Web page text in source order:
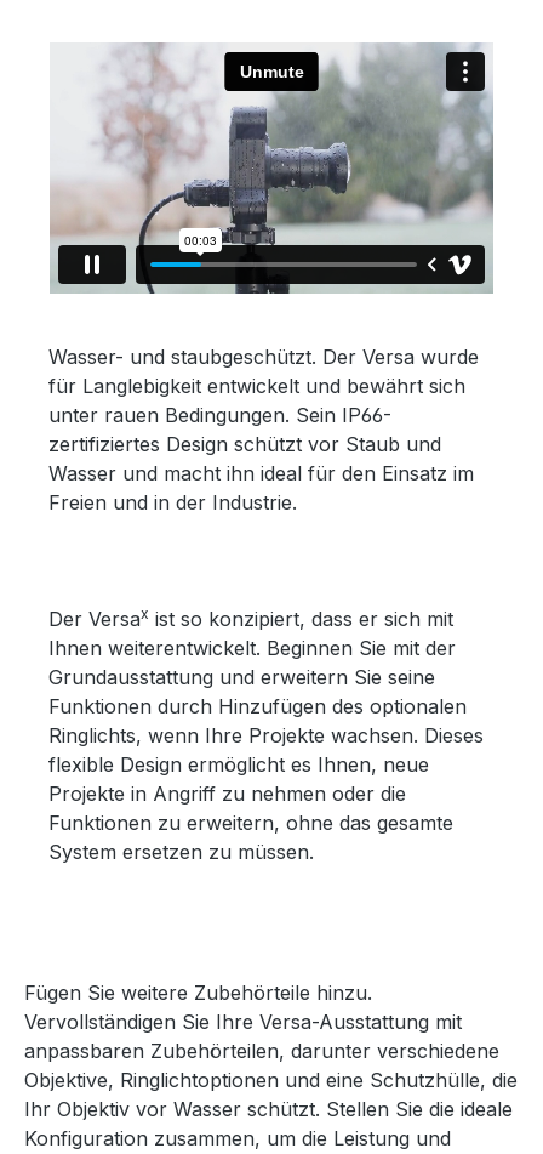
Wasser- und staubgeschützt. Der Versa wurde
für Langlebigkeit entwickelt und bewährt sich
unter rauen Bedingungen. Sein IP66-
zertifiziertes Design schützt vor Staub und
Wasser und macht ihn ideal für den Einsatz im
Freien und in der Industrie.
Der Versax ist so konzipiert, dass er sich mit
Ihnen weiterentwickelt. Beginnen Sie mit der
Grundausstattung und erweitern Sie seine
Funktionen durch Hinzufügen des optionalen
Ringlichts, wenn Ihre Projekte wachsen. Dieses
flexible Design ermöglicht es Ihnen, neue
Projekte in Angriff zu nehmen oder die
Funktionen zu erweitern, ohne das gesamte
System ersetzen zu müssen.
Fügen Sie weitere Zubehörteile hinzu.
Vervollständigen Sie Ihre Versa-Ausstattung mit
anpassbaren Zubehörteilen, darunter verschiedene
Objektive, Ringlichtoptionen und eine Schutzhülle, die
Ihr Objektiv vor Wasser schützt. Stellen Sie die ideale
Konfiguration zusammen, um die Leistung und